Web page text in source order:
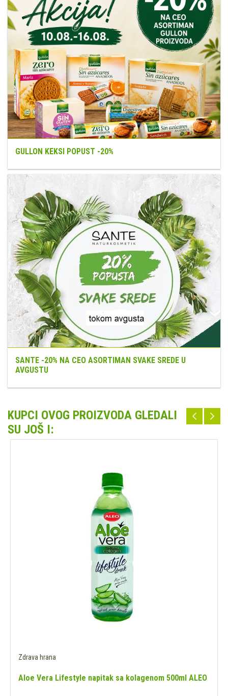
GULLON KEKSI POPUST -20%
SANTE -20% NA CEO ASORTIMAN SVAKE SREDE U
AVGUSTU
KUPCI OVOG PROIZVODA GLEDALI
SU JOŠ I:
Zdrava hrana
Aloe Vera Lifestyle napitak sa kolagenom 500ml ALEO